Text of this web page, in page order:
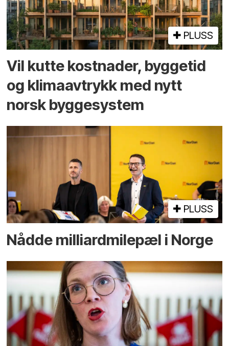
PLUSS
Vil kutte kostnader, byggetid
og klima­avtrykk med nytt
norsk bygge­system
PLUSS
Nådde milliard­­milepæl i Norge